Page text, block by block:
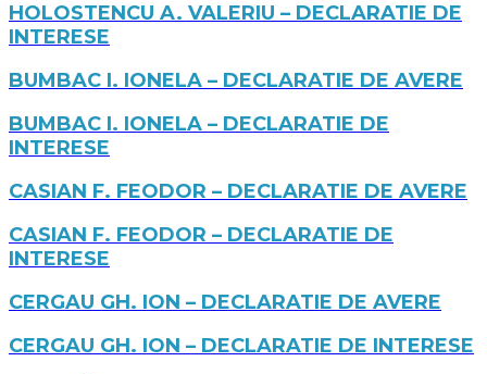
HOLOSTENCU A. VALERIU – DECLARATIE DE
INTERESE
BUMBAC I. IONELA – DECLARATIE DE AVERE
BUMBAC I. IONELA – DECLARATIE DE
INTERESE
CASIAN F. FEODOR – DECLARATIE DE AVERE
CASIAN F. FEODOR – DECLARATIE DE
INTERESE
CERGAU GH. ION – DECLARATIE DE AVERE
CERGAU GH. ION – DECLARATIE DE INTERESE